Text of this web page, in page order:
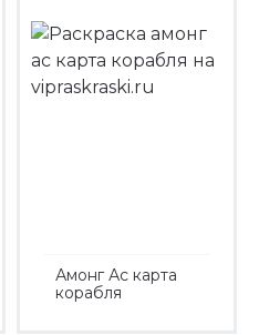
Амонг Ас карта
корабля